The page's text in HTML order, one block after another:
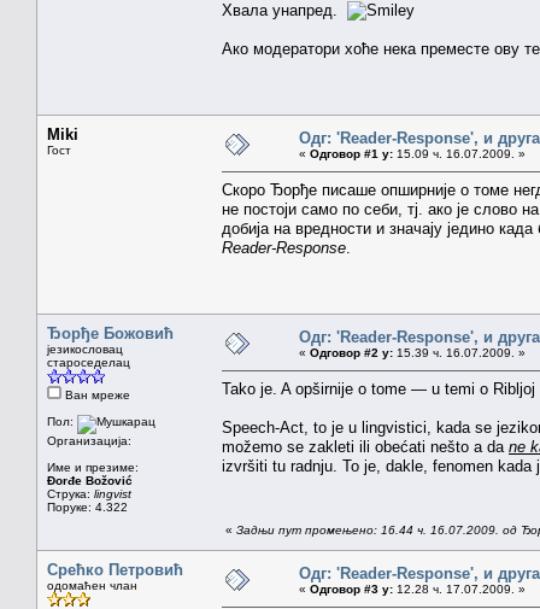
Хвала унапред.
Ако модератори хоће нека преместе ову
Miki
Гост
Одг: 'Reader-Response', и
« Одговор #1 у: 15.09 ч. 16.07.2009. »
Скоро Ђорђе писаше опширније о томе
не постоји само по себи, тј. ако је слово
добија на вредности и значају једино
Reader-Response
Ђорђе Божовић
језикословац
староседелац
Ван мреже
Пол:
Организација:
Име и презиме:
Đorđe Božović
Струка: lingvist
Поруке: 4.322
Одг: 'Reader-Response', и
« Одговор #2 у: 15.39 ч. 16.07.2009. »
Tako je. A opširnije o tome — u temi o
Speech-Act, to je u lingvistici, kada se
možemo se zakleti ili obećati nešto a da ne
izvršiti tu radnju. To je, dakle, fenomen
« Задњи пут промењено: 16.44 ч. 16.07.2009. од
Срећко Петровић
одомаћен члан
Одг: 'Reader-Response', и
« Одговор #3 у: 12.28 ч. 17.07.2009. »